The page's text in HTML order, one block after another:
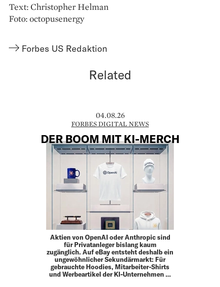
Text: Christopher Helman
Foto: octopusenergy
Forbes US Redaktion
Related
04.08.26
FORBES DIGITAL NEWS
DER BOOM MIT KI-MERCH
Aktien von OpenAI oder Anthropic sind
für Privatanleger bislang kaum
zugänglich. Auf eBay entsteht deshalb ein
ungewöhnlicher Sekundärmarkt: Für
gebrauchte Hoodies, Mitarbeiter-Shirts
und Werbeartikel der KI-Unternehmen …